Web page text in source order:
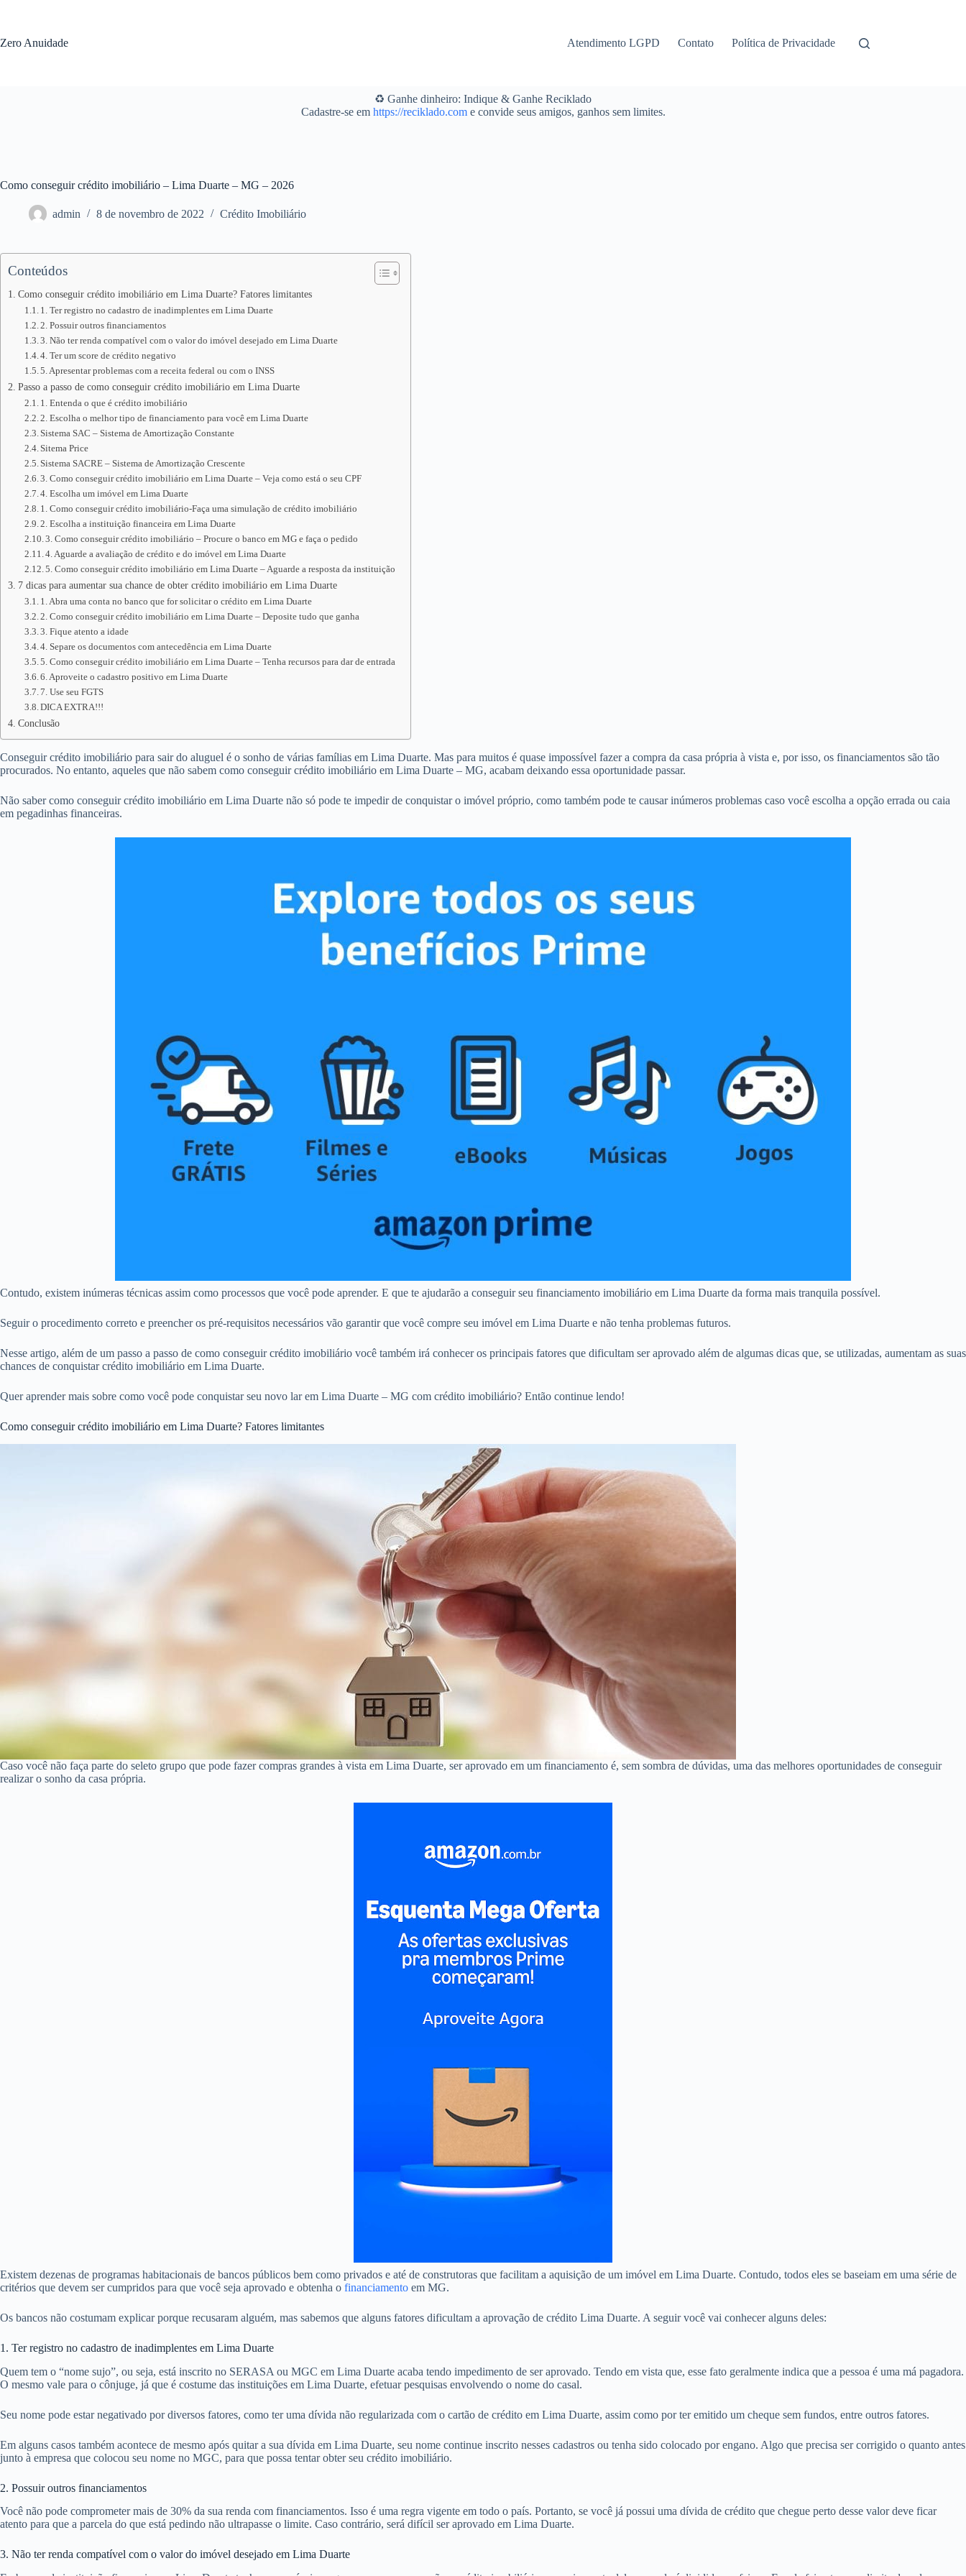
conteúdo
Zero Anuidade Atendimento LGPD Contato Política de Privacidade
♻️ Ganhe dinheiro: Indique & Ganhe Reciklado
Cadastre-se em https://reciklado.come convide seus amigos, ganhos sem limites.
Como conseguir crédito imobiliário – Lima Duarte – MG – 2026
admin 8 de novembro de 2022 Crédito Imobiliário
Conteúdos
Como conseguir crédito imobiliário em Lima Duarte? Fatores limitantes
1. Ter registro no cadastro de inadimplentes em Lima Duarte
2. Possuir outros financiamentos
3. Não ter renda compatível com o valor do imóvel desejado em Lima Duarte
4. Ter um score de crédito negativo
5. Apresentar problemas com a receita federal ou com o INSS
Passo a passo de como conseguir crédito imobiliário em Lima Duarte
1. Entenda o que é crédito imobiliário
2. Escolha o melhor tipo de financiamento para você em Lima Duarte
Sistema SAC – Sistema de Amortização Constante
Sitema Price
Sistema SACRE – Sistema de Amortização Crescente
3. Como conseguir crédito imobiliário em Lima Duarte – Veja como está o seu CPF
4. Escolha um imóvel em Lima Duarte
1. Como conseguir crédito imobiliário-Faça uma simulação de crédito imobiliário
2. Escolha a instituição financeira em Lima Duarte
3. Como conseguir crédito imobiliário – Procure o banco em MG e faça o pedido
4. Aguarde a avaliação de crédito e do imóvel em Lima Duarte
5. Como conseguir crédito imobiliário em Lima Duarte – Aguarde a resposta da instituição
7 dicas para aumentar sua chance de obter crédito imobiliário em Lima Duarte
1. Abra uma conta no banco que for solicitar o crédito em Lima Duarte
2. Como conseguir crédito imobiliário em Lima Duarte – Deposite tudo que ganha
3. Fique atento a idade
4. Separe os documentos com antecedência em Lima Duarte
5. Como conseguir crédito imobiliário em Lima Duarte – Tenha recursos para dar de entrada
6. Aproveite o cadastro positivo em Lima Duarte
7. Use seu FGTS
DICA EXTRA!!!
Conclusão
Conseguir crédito imobiliário para sair do aluguel é o sonho de várias famílias em Lima Duarte. Mas para muitos é quase impossível fazer a compra da casa própria à vista e, por isso, os financiamentos são tão
procurados. No entanto, aqueles que não sabem como conseguir crédito imobiliário em Lima Duarte – MG, acabam deixando essa oportunidade passar.
Não saber como conseguir crédito imobiliário em Lima Duarte não só pode te impedir de conquistar o imóvel próprio, como também pode te causar inúmeros problemas caso você escolha a opção errada ou caia
em pegadinhas financeiras.
Contudo, existem inúmeras técnicas assim como processos que você pode aprender. E que te ajudarão a conseguir seu financiamento imobiliário em Lima Duarte da forma mais tranquila possível.
Seguir o procedimento correto e preencher os pré-requisitos necessários vão garantir que você compre seu imóvel em Lima Duarte e não tenha problemas futuros.
Nesse artigo, além de um passo a passo de como conseguir crédito imobiliário você também irá conhecer os principais fatores que dificultam ser aprovado além de algumas dicas que, se utilizadas, aumentam as suas
chances de conquistar crédito imobiliário em Lima Duarte.
Quer aprender mais sobre como você pode conquistar seu novo lar em Lima Duarte – MG com crédito imobiliário? Então continue lendo!
Como conseguir crédito imobiliário em Lima Duarte? Fatores limitantes
Caso você não faça parte do seleto grupo que pode fazer compras grandes à vista em Lima Duarte, ser aprovado em um financiamento é, sem sombra de dúvidas, uma das melhores oportunidades de conseguir
realizar o sonho da casa própria.
Existem dezenas de programas habitacionais de bancos públicos bem como privados e até de construtoras que facilitam a aquisição de um imóvel em Lima Duarte. Contudo, todos eles se baseiam em uma série de
critérios que devem ser cumpridos para que você seja aprovado e obtenha o financiamento em MG.
Os bancos não costumam explicar porque recusaram alguém, mas sabemos que alguns fatores dificultam a aprovação de crédito Lima Duarte. A seguir você vai conhecer alguns deles:
1. Ter registro no cadastro de inadimplentes em Lima Duarte
Quem tem o “nome sujo”, ou seja, está inscrito no SERASA ou MGC em Lima Duarte acaba tendo impedimento de ser aprovado. Tendo em vista que, esse fato geralmente indica que a pessoa é uma má pagadora.
O mesmo vale para o cônjuge, já que é costume das instituições em Lima Duarte, efetuar pesquisas envolvendo o nome do casal.
Seu nome pode estar negativado por diversos fatores, como ter uma dívida não regularizada com o cartão de crédito em Lima Duarte, assim como por ter emitido um cheque sem fundos, entre outros fatores.
Em alguns casos também acontece de mesmo após quitar a sua dívida em Lima Duarte, seu nome continue inscrito nesses cadastros ou tenha sido colocado por engano. Algo que precisa ser corrigido o quanto antes
junto à empresa que colocou seu nome no MGC, para que possa tentar obter seu crédito imobiliário.
2. Possuir outros financiamentos
Você não pode comprometer mais de 30% da sua renda com financiamentos. Isso é uma regra vigente em todo o país. Portanto, se você já possui uma dívida de crédito que chegue perto desse valor deve ficar
atento para que a parcela do que está pedindo não ultrapasse o limite. Caso contrário, será difícil ser aprovado em Lima Duarte.
3. Não ter renda compatível com o valor do imóvel desejado em Lima Duarte